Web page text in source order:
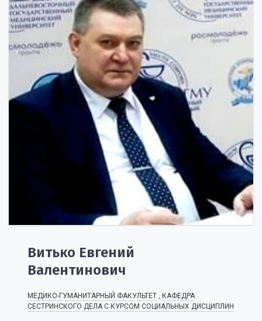
Витько Евгений
Валентинович
МЕДИКО-ГУМАНИТАРНЫЙ ФАКУЛЬТЕТ , КАФЕДРА
СЕСТРИНСКОГО ДЕЛА С КУРСОМ СОЦИАЛЬНЫХ ДИСЦИПЛИН